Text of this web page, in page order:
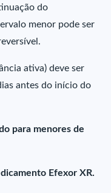
do
menor pode ser
ativa) deve ser
antes do início do
para menores de
Efexor XR.